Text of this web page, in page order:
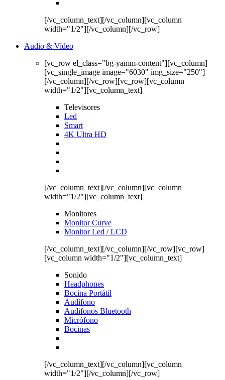
[/vc_column_text][/vc_column][vc_column
width="1/2"][/vc_column][/vc_row]
Audio & Video
[vc_row el_class="bg-yamm-content"][vc_column]
[vc_single_image image="6030" img_size="250"]
[/vc_column][/vc_row][vc_row][vc_column
width="1/2"][vc_column_text]
Televisores
Led
Smart
4K Ultra HD
[/vc_column_text][/vc_column][vc_column
width="1/2"][vc_column_text]
Monitores
Monitor Curve
Monitor Led / LCD
[/vc_column_text][/vc_column][/vc_row][vc_row]
[vc_column width="1/2"][vc_column_text]
Sonido
Headphones
Bocina Portátil
Audífono
Audifonos Bluetooth
Micrófono
Bocinas
[/vc_column_text][/vc_column][vc_column
width="1/2"][/vc_column][/vc_row]